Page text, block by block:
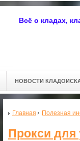
Всё о кладах,
НОВОСТИ
Главная Полезная
Прокси для